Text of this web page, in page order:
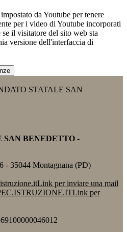
da Youtube per tenere
per i video di Youtube incorporati
il visitatore del sito web sta
versione dell'interfaccia di
STATALE SAN
SAN BENEDETTO -
- 35044 Montagnana (PD)
Link per inviare una mail
Link per